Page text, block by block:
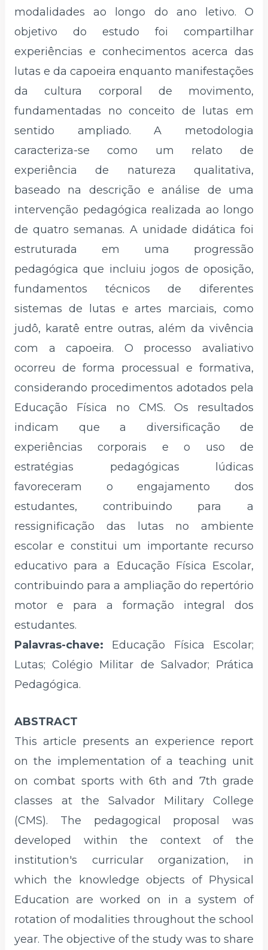
modalidades ao longo do ano letivo. O
objetivo do estudo foi compartilhar
experiências e conhecimentos acerca das
lutas e da capoeira enquanto manifestações
da cultura corporal de movimento,
fundamentadas no conceito de lutas em
sentido ampliado. A metodologia
caracteriza-se como um relato de
experiência de natureza qualitativa,
baseado na descrição e análise de uma
intervenção pedagógica realizada ao longo
de quatro semanas. A unidade didática foi
estruturada em uma progressão
pedagógica que incluiu jogos de oposição,
fundamentos técnicos de diferentes
sistemas de lutas e artes marciais, como
judô, karatê entre outras, além da vivência
com a capoeira. O processo avaliativo
ocorreu de forma processual e formativa,
considerando procedimentos adotados pela
Educação Física no CMS. Os resultados
indicam que a diversificação de
experiências corporais e o uso de
estratégias pedagógicas lúdicas
favoreceram o engajamento dos
estudantes, contribuindo para a
ressignificação das lutas no ambiente
escolar e constitui um importante recurso
educativo para a Educação Física Escolar,
contribuindo para a ampliação do repertório
motor e para a formação integral dos
estudantes.
Palavras-chave: Educação Física Escolar;
Lutas; Colégio Militar de Salvador; Prática
Pedagógica.
ABSTRACT
This article presents an experience report
on the implementation of a teaching unit
on combat sports with 6th and 7th grade
classes at the Salvador Military College
(CMS). The pedagogical proposal was
developed within the context of the
institution's curricular organization, in
which the knowledge objects of Physical
Education are worked on in a system of
rotation of modalities throughout the school
year. The objective of the study was to share